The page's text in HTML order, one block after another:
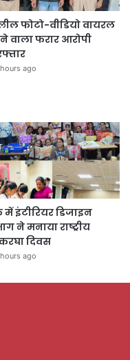
फोटो-वीडियो वायरल
वाला फरार आरोपी
ago
इंटीरियर डिजाइन
ने मनाया राष्ट्रीय
दिवस
ago